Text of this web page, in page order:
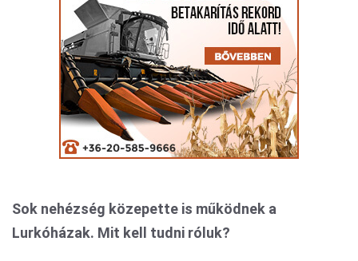
Sok nehézség közepette is működnek a
Lurkóházak. Mit kell tudni róluk?